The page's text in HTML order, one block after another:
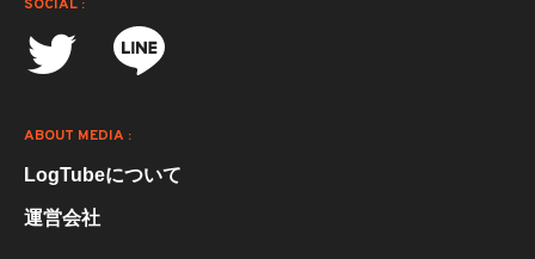
SOCIAL :
ABOUT MEDIA :
LogTubeについて
運営会社